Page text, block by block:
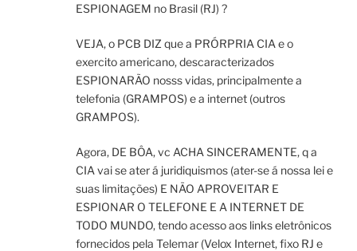
ESPIONAGEM no Brasil (RJ) ?
VEJA, o PCB DIZ que a PRÓRPRIA CIA e o
exercito americano, descaracterizados
ESPIONARÃO nosss vidas, principalmente a
telefonia (GRAMPOS) e a internet (outros
GRAMPOS).
Agora, DE BÔA, vc ACHA SINCERAMENTE, q a
CIA vai se ater á juridiquismos (ater-se á nossa lei e
suas limitações) E NÃO APROVEITAR E
ESPIONAR O TELEFONE E A INTERNET DE
TODO MUNDO, tendo acesso aos links eletrônicos
fornecidos pela Telemar (Velox Internet, fixo RJ e